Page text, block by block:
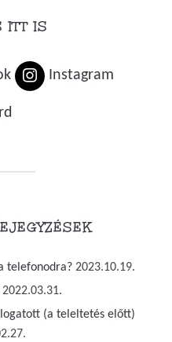
ITT IS
Instagram
telefonodra? 2023.10.19.
2022.03.31.
(a teleltetés előtt)